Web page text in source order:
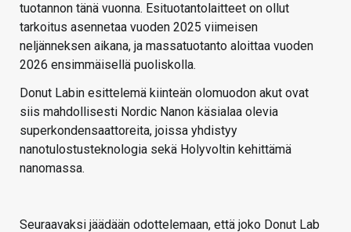
tuotannon tänä vuonna. Esituotantolaitteet on ollut
tarkoitus asennetaa vuoden 2025 viimeisen
neljänneksen aikana, ja massatuotanto aloittaa vuoden
2026 ensimmäisellä puoliskolla.
Donut Labin esittelemä kiinteän olomuodon akut ovat
siis mahdollisesti Nordic Nanon käsialaa olevia
superkondensaattoreita, joissa yhdistyy
nanotulostusteknologia sekä Holyvoltin kehittämä
nanomassa.
Seuraavaksi jäädään odottelemaan, että joko Donut Lab